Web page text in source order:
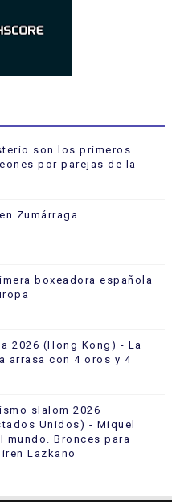
son los primeros
por parejas de la
Zumárraga
boxeadora española
2026 (Hong Kong) - La
arrasa con 4 oros y 4
slalom 2026
Unidos) - Miquel
mundo. Bronces para
Lazkano